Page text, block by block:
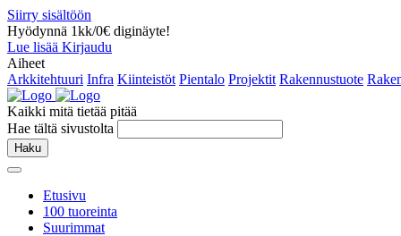
Siirry sisältöön
Hyödynnä 1kk/0€ diginäyte!
Lue lisää Kirjaudu
Aiheet
Arkkitehtuuri Infra Kiinteistöt Pientalo Projektit Rakennustuote
Kaikki mitä tietää pitää
Hae tältä sivustolta
Haku
Etusivu
100 tuoreinta
Suurimmat